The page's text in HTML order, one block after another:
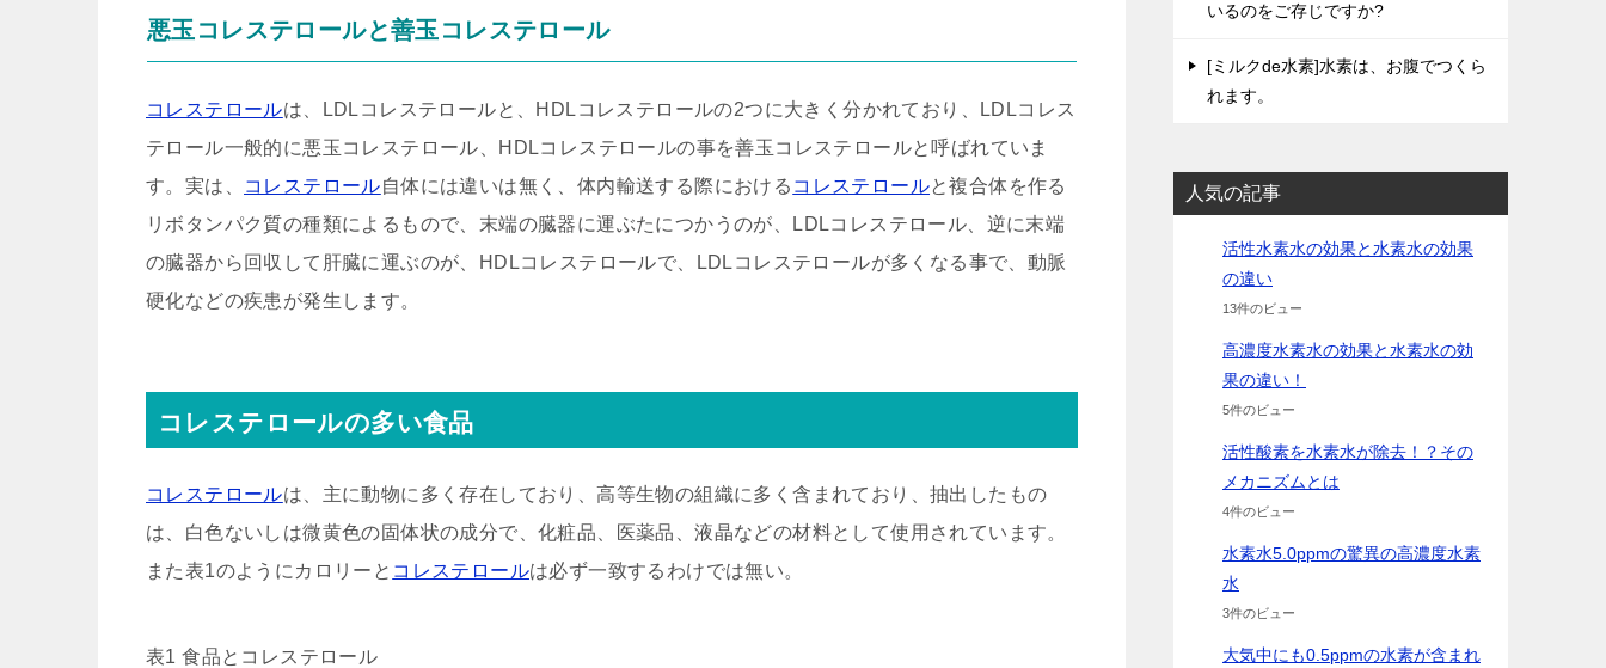
悪玉コレステロールと善玉コレステロール
コレステロールは、LDLコレステロールと、HDLコレステロールの2つに大きく分かれており、LDLコレス
テロール一般的に悪玉コレステロール、HDLコレステロールの事を善玉コレステロールと呼ばれていま
す。実は、
コレステロール自体には違いは無く、体内輸送する際における コレステロールと複合体を作る
リボタンパク質の種類によるもので、末端の臓器に運ぶたにつかうのが、LDLコレステロール、逆に末端
の臓器から回収して肝臓に運ぶのが、HDLコレステロールで、LDLコレステロールが多くなる事で、動脈
硬化などの疾患が発生します。
コレステロールの多い食品
コレステロールは、主に動物に多く存在しており、高等生物の組織に多く含まれており、抽出したもの
は、白色ないしは微黄色の固体状の成分で、化粧品、医薬品、液晶などの材料として使用されています。
また表1のようにカロリーと コレステロールは必ず一致するわけでは無い。
表1 食品とコレステロール
いるのをご存じですか?
[ミルクde水素]水素は、お腹でつくら
れます。
人気の記事
活性水素水の効果と水素水の効果
の違い
13件のビュー
高濃度水素水の効果と水素水の効
果の違い！
5件のビュー
活性酸素を水素水が除去！？その
メカニズムとは
4件のビュー
水素水5.0ppmの驚異の高濃度水素
水
3件のビュー
大気中にも0.5ppmの水素が含まれ